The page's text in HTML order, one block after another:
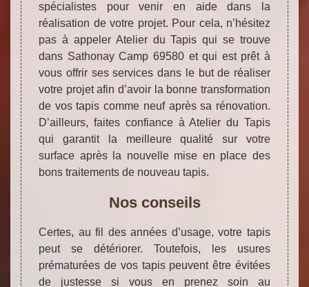
spécialistes pour venir en aide dans la
réalisation de votre projet. Pour cela, n’hésitez
pas à appeler Atelier du Tapis qui se trouve
dans Sathonay Camp 69580 et qui est prêt à
vous offrir ses services dans le but de réaliser
votre projet afin d’avoir la bonne transformation
de vos tapis comme neuf après sa rénovation.
D’ailleurs, faites confiance à Atelier du Tapis
qui garantit la meilleure qualité sur votre
surface après la nouvelle mise en place des
bons traitements de nouveau tapis.
Nos conseils
Certes, au fil des années d’usage, votre tapis
peut se détériorer. Toutefois, les usures
prématurées de vos tapis peuvent être évitées
de justesse si vous en prenez soin au